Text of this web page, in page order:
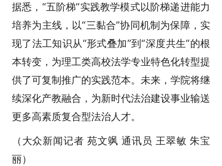
据悉，“五阶梯”实践教学模式以阶梯递进能力
培养为主线，以“三黏合”协同机制为保障，实
现了法工知识从“形式叠加”到“深度共生”的根
本转变，为理工类高校法学专业特色化转型提
供了可复制推广的实践范本。未来，学院将继
续深化产教融合，为新时代法治建设事业输送
更多高素质复合型法治人才。
（大众新闻记者 苑文飒 通讯员 王翠敏 朱宝
丽）